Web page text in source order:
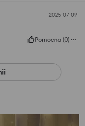
2025-07-09
Pomocna (0)